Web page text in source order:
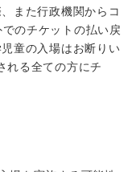
また行政機関からコ
のチケットの払い戻
童の入場はお断りい
れる全ての方にチ